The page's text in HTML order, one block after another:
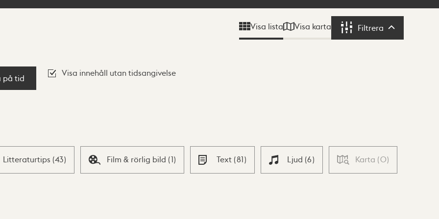
Visa lista Visa karta Filtrera Filtrera
på tid
Visa innehåll utan tidsangivelse
Litteraturtips (43) Film & rörlig bild (1) Text (81) Ljud (6) Karta (0)